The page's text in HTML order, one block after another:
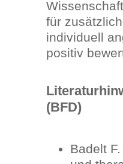
für
individuell
positiv
(BFD)
Badelt